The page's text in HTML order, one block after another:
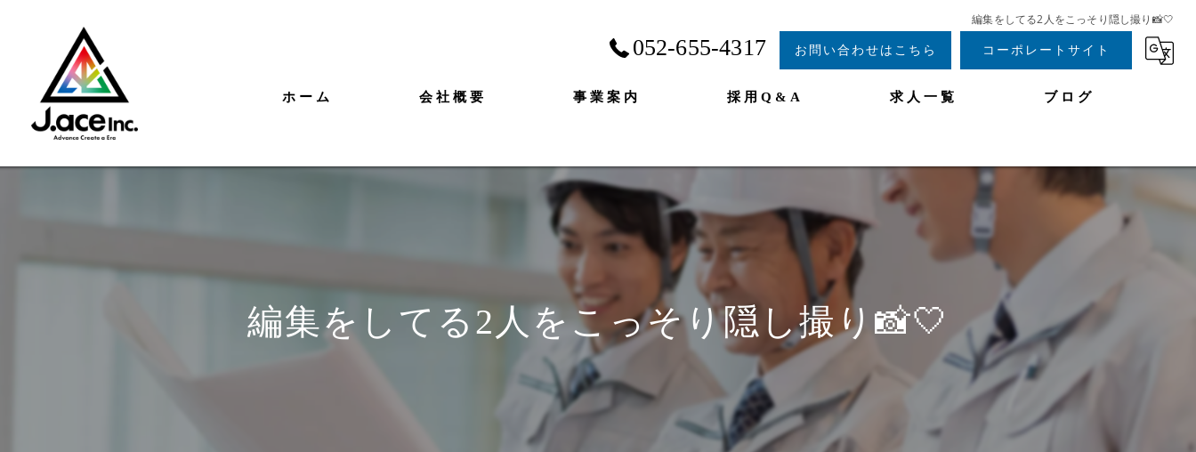
編集をしてる2人をこっそり隠し撮り📸🤍
052-655-4317 お問い合わせはこちら コーポレートサイト
ホーム 会社概要 事業案内 採用Q&A 求人一覧 ブログ
編集をしてる2人をこっそり隠し撮り📸🤍